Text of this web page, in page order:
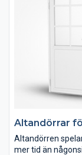
från svensk
Altandörrar
Altandörren
mer tid än